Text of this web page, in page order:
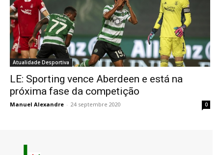
Atualidade Desportiva
LE: Sporting vence Aberdeen e está na
próxima fase da competição
Manuel Alexandre - 24 septembre 2020 0